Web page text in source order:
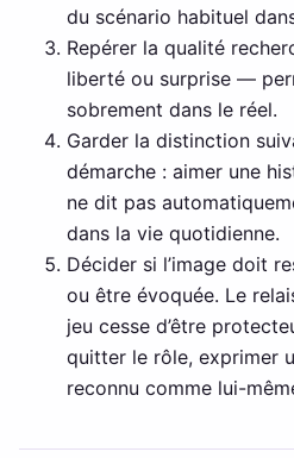
du scénario habituel
Repérer la qualité
liberté ou surprise —
sobrement dans le réel.
Garder la distinction
démarche : aimer une
ne dit pas
dans la vie quotidienne.
Décider si l’image doit
ou être évoquée. Le
jeu cesse d’être
quitter le rôle, exprimer
reconnu comme lui-